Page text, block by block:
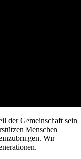
der Gemeinschaft sein
Menschen
Wir